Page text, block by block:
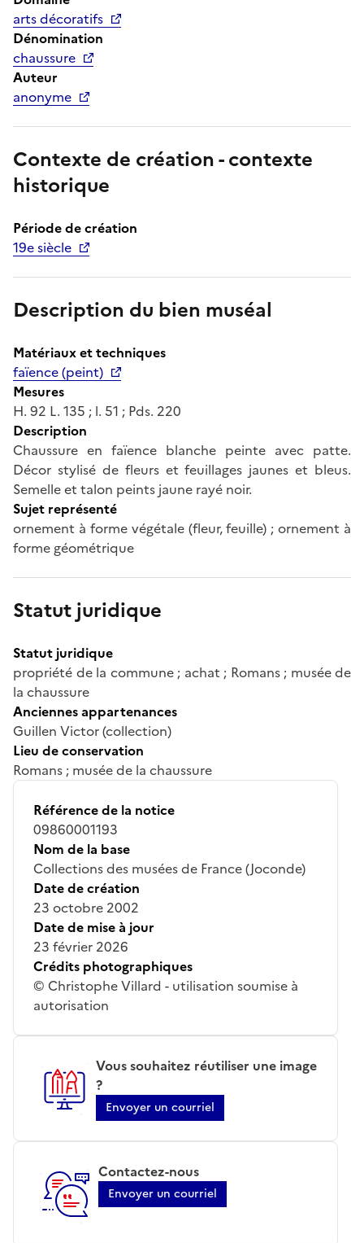
arts décoratifs
Dénomination
chaussure
Auteur
anonyme
Contexte de création - contexte
historique
Période de création
19e siècle
Description du bien muséal
Matériaux et techniques
faïence (peint)
Mesures
H. 92 L. 135 ; l. 51 ; Pds. 220
Description
Chaussure en faïence blanche peinte avec patte.
Décor stylisé de fleurs et feuillages jaunes et bleus.
Semelle et talon peints jaune rayé noir.
Sujet représenté
ornement à forme végétale (fleur, feuille) ; ornement à
forme géométrique
Statut juridique
Statut juridique
propriété de la commune ; achat ; Romans ; musée de
la chaussure
Anciennes appartenances
Guillen Victor (collection)
Lieu de conservation
Romans ; musée de la chaussure
Référence de la notice
09860001193
Nom de la base
Collections des musées de France (Joconde)
Date de création
23 octobre 2002
Date de mise à jour
23 février 2026
Crédits photographiques
© Christophe Villard - utilisation soumise à
autorisation
Vous souhaitez réutiliser une image
?
Envoyer un courriel
Contactez-nous
Envoyer un courriel